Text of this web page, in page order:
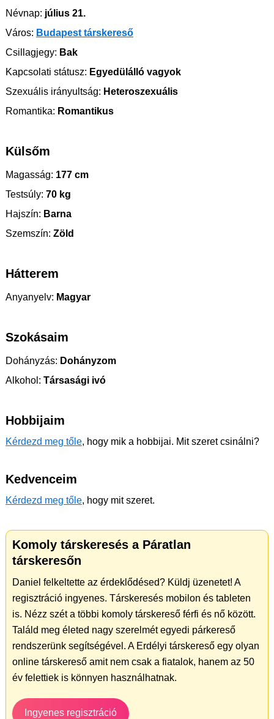
Névnap: július 21.
Város: Budapest társkereső
Csillagjegy: Bak
Kapcsolati státusz: Egyedülálló vagyok
Szexuális irányultság: Heteroszexuális
Romantika: Romantikus
Külsőm
Magasság: 177 cm
Testsúly: 70 kg
Hajszín: Barna
Szemszín: Zöld
Hátterem
Anyanyelv: Magyar
Szokásaim
Dohányzás: Dohányzom
Alkohol: Társasági ivó
Hobbijaim
Kérdezd meg tőle, hogy mik a hobbijai. Mit szeret csinálni?
Kedvenceim
Kérdezd meg tőle, hogy mit szeret.
Komoly társkeresés a Páratlan
társkeresőn
Daniel felkeltette az érdeklődésed? Küldj üzenetet! A
regisztráció ingyenes. Társkeresés mobilon és tableten
is. Nézz szét a többi komoly társkereső férfi és nő között.
Találd meg életed nagy szerelmét egyedi párkereső
rendszerünk segítségével. A Erdélyi társkereső egy olyan
online társkereső amit nem csak a fiatalok, hanem az 50
év felettiek is könnyen használhatnak.
Ingyenes regisztráció